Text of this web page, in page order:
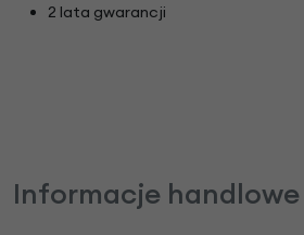
2 lata gwarancji
Informacje handlowe